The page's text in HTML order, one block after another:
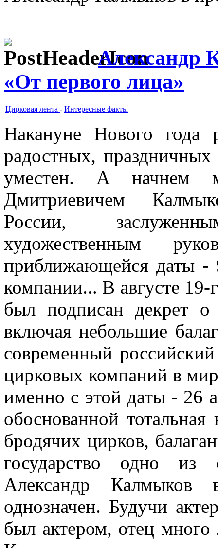
Александр
«От первого лица»
Цирковая лента - Интересные факты
Накануне Нового года
радостных,
уместен. А начнем
Дмитриевичем
России,
художественным
приближающейся даты -
компании... В августе
был подписан декрет о
включая небольшие
современный
цирковых компаний в
именно с этой даты - 26
обоснованной
бродячих цирков,
государство одно из
Александр Калмыков
однозначен. Будучи
был актером, отец много